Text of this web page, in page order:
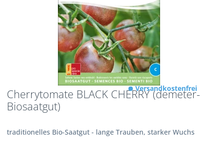
Cherrytomate BLACK CHERRY (demeter-
Biosaatgut)
traditionelles Bio-Saatgut - lange Trauben, starker Wuchs
Versandkostenfrei